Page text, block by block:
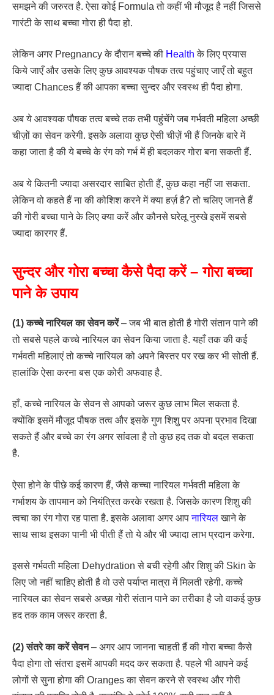
समझने की जरुरत है. ऐसा कोई Formula तो कहीं भी मौजूद है नहीं जिससे
गारंटी के साथ बच्चा गोरा ही पैदा हो.
लेकिन अगर Pregnancy के दौरान बच्चे की Health के लिए प्रयास
किये जाएँ और उसके लिए कुछ आवश्यक पौषक तत्व पहुंचाए जाएँ तो बहुत
ज्यादा Chances हैं की आपका बच्चा सुन्दर और स्वस्थ ही पैदा होगा.
अब ये आवश्यक पौषक तत्व बच्चे तक तभी पहुंचेंगे जब गर्भवती महिला अच्छी
चीज़ों का सेवन करेगी. इसके अलावा कुछ ऐसी चीज़ें भी हैं जिनके बारे में
कहा जाता है की ये बच्चे के रंग को गर्भ में ही बदलकर गोरा बना सकती हैं.
अब ये कितनी ज्यादा असरदार साबित होती हैं, कुछ कहा नहीं जा सकता.
लेकिन वो कहते हैं ना की कोशिश करने में क्या हर्ज़ है? तो चलिए जानते हैं
की गोरी बच्चा पाने के लिए क्या करें और कौनसे घरेलू नुस्खे इसमें सबसे
ज्यादा कारगर हैं.
सुन्दर और गोरा बच्चा कैसे पैदा करें – गोरा बच्चा
पाने के उपाय
(1) कच्चे नारियल का सेवन करें– जब भी बात होती है गोरी संतान पाने की
तो सबसे पहले कच्चे नारियल का सेवन किया जाता है. यहाँ तक की कई
गर्भवती महिलाएं तो कच्चे नारियल को अपने बिस्तर पर रख कर भी सोती हैं.
हालांकि ऐसा करना बस एक कोरी अफवाह है.
हाँ, कच्चे नारियल के सेवन से आपको जरूर कुछ लाभ मिल सकता है.
क्योंकि इसमें मौजूद पौषक तत्व और इसके गुण शिशु पर अपना प्रभाव दिखा
सकते हैं और बच्चे का रंग अगर सांवला है तो कुछ हद तक वो बदल सकता
है.
ऐसा होने के पीछे कई कारण हैं, जैसे कच्चा नारियल गर्भवती महिला के
गर्भाशय के तापमान को नियंत्रित करके रखता है. जिसके कारण शिशु की
त्वचा का रंग गोरा रह पाता है. इसके अलावा अगर आपनारियलखाने के
साथ साथ इसका पानी भी पीती हैं तो ये और भी ज्यादा लाभ प्रदान करेगा.
इससे गर्भवती महिला Dehydration से बची रहेगी और शिशु की Skin के
लिए जो नहीं चाहिए होती है वो उसे पर्याप्त मात्रा में मिलती रहेगी. कच्चे
नारियल का सेवन सबसे अच्छा गोरी संतान पाने का तरीका है जो वाकई कुछ
हद तक काम जरूर करता है.
(2) संतरे का करें सेवन– अगर आप जानना चाहती हैं की गोरा बच्चा कैसे
पैदा होगा तो संतरा इसमें आपकी मदद कर सकता है. पहले भी आपने कई
लोगों से सुना होगा की Oranges का सेवन करने से स्वस्थ और गोरी